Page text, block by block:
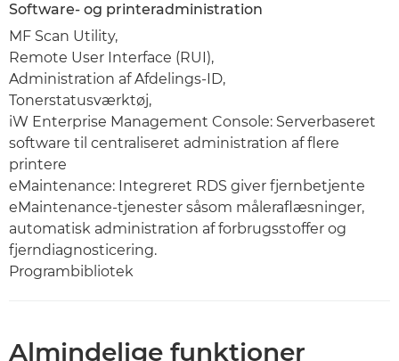
Software- og printeradministration
MF Scan Utility,
Remote User Interface (RUI),
Administration af Afdelings-ID,
Tonerstatusværktøj,
iW Enterprise Management Console: Serverbaseret
software til centraliseret administration af flere
printere
eMaintenance: Integreret RDS giver fjernbetjente
eMaintenance-tjenester såsom måleraflæsninger,
automatisk administration af forbrugsstoffer og
fjerndiagnosticering.
Programbibliotek
Almindelige funktioner